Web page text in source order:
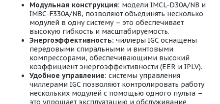
Модульная конструкция: модели IMCL-D30A/NB и
IMBC-F330A/NB, позволяют объединять несколько
модулей в одну систему – это обеспечивает
высокую гибкость и масштабируемость.
Энергоэффективность: чиллеры IGC оснащены
передовыми спиральными и винтовыми
компрессорами, обеспечивающими высокий
коэффициент энергоэффективности (EER и IPLV).
Удобное управление: системы управления
чиллерами IGC позволяют контролировать работу
нескольких модулей с помощью одного пульта –
это упрощает эксплуатацию и обслуживание